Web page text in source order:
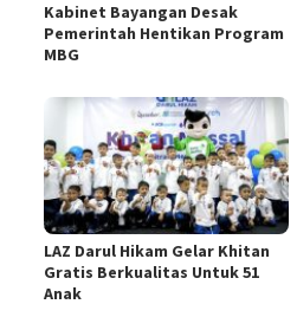
Kabinet Bayangan Desak
Pemerintah Hentikan Program
MBG
LAZ Darul Hikam Gelar Khitan
Gratis Berkualitas Untuk 51
Anak